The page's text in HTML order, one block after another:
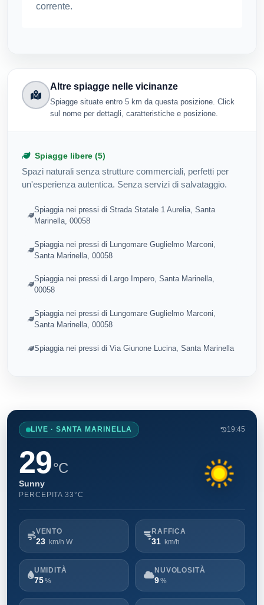
corrente.
Altre spiagge nelle vicinanze
Spiagge situate entro 5 km da questa posizione. Click
sul nome per dettagli, caratteristiche e posizione.
Spiagge libere (5)
Spazi naturali senza strutture commerciali, perfetti per
un'esperienza autentica. Senza servizi di salvataggio.
Spiaggia nei pressi di Strada Statale 1 Aurelia, Santa
Marinella, 00058
Spiaggia nei pressi di Lungomare Guglielmo Marconi,
Santa Marinella, 00058
Spiaggia nei pressi di Largo Impero, Santa Marinella,
00058
Spiaggia nei pressi di Lungomare Guglielmo Marconi,
Santa Marinella, 00058
Spiaggia nei pressi di Via Giunone Lucina, Santa Marinella
LIVE · SANTA MARINELLA 19:45
29°C
Sunny
PERCEPITA 33°C
VENTO
23 km/h W
RAFFICA
31 km/h
UMIDITÀ
75 %
NUVOLOSITÀ
9%